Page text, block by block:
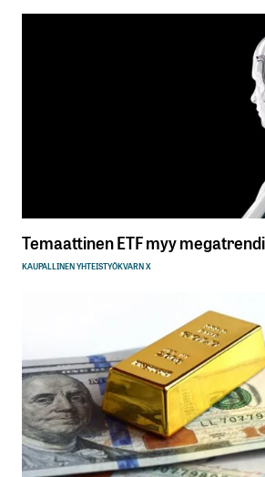
Temaattinen ETF myy
KAUPALLINEN YHTEISTYÖKVARN X